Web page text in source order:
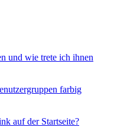
und wie trete ich ihnen
farbig
auf der Startseite?